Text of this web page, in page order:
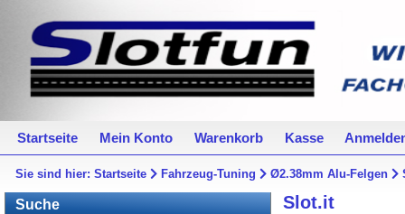
Startseite Mein Konto Warenkorb Kasse
Sie sind hier:Startseite Fahrzeug-Tuning Ø2.38mm Alu-Felgen
Suche Slot.it